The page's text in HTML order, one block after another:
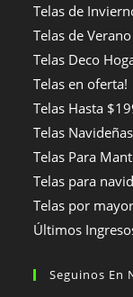
Telas de
Telas de Verano
Telas Deco
Telas en oferta!
Telas Hasta
Telas Navideñas
Telas Para
Telas para
Telas por
Últimos
Seguinos En